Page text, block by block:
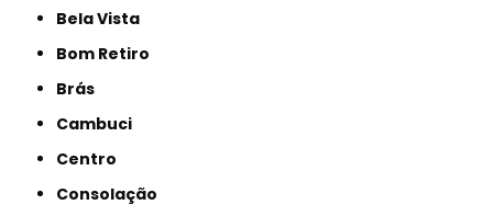
Bela Vista
Bom Retiro
Brás
Cambuci
Centro
Consolação